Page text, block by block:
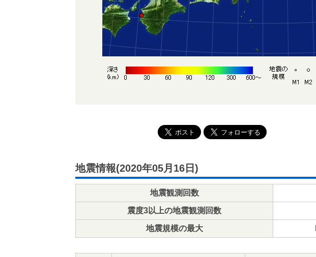
地震情報(2020年05月16日)
地震観測回数
震度3以上の地震観測回数
地震規模の最大